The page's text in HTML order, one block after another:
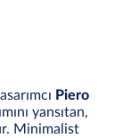
Piero
yansıtan,
Minimalist